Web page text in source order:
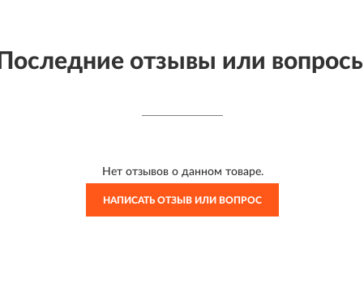
Последние отзывы или
Нет отзывов о данном товаре.
НАПИСАТЬ ОТЗЫВ ИЛИ ВОПРОС